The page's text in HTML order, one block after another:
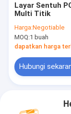
Layar Sentuh
Multi Titik
Harga:Negotiable
MOQ:1 buah
dapatkan harga
Hubungi